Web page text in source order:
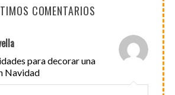
COMENTARIOS
para decorar una
Navidad